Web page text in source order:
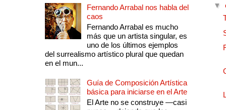
Fernando Arrabal nos habla del
caos
Fernando Arrabal es mucho
más que un artista singular, es
uno de los últimos ejemplos
del surrealismo artístico plural que quedan
en el mun...
Guía de Composición Artística
básica para iniciarse en el Arte
El Arte no se construye —casi
▼